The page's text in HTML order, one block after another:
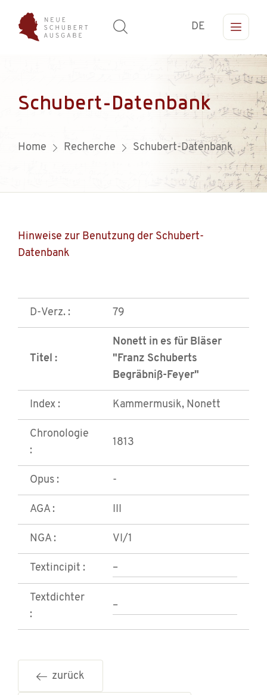
DE
Schubert-Datenbank
Home Recherche Schubert-Datenbank
Hinweise zur Benutzung der Schubert-
Datenbank
D-Verz. : 79
Titel :
Nonett in es für Bläser
"Franz Schuberts
Begräbniß-Feyer"
Index : Kammermusik, Nonett
Chronologie
:
1813
Opus : -
AGA : III
NGA : VI/1
Textincipit : –
Textdichter
:
–
zurück